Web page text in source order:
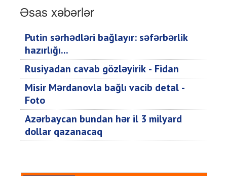
Əsas xəbərlər
Putin sərhədləri bağlayır: səfərbərlik
hazırlığı...
Rusiyadan cavab gözləyirik - Fidan
Misir Mərdanovla bağlı vacib detal -
Foto
Azərbaycan bundan hər il 3 milyard
dollar qazanacaq